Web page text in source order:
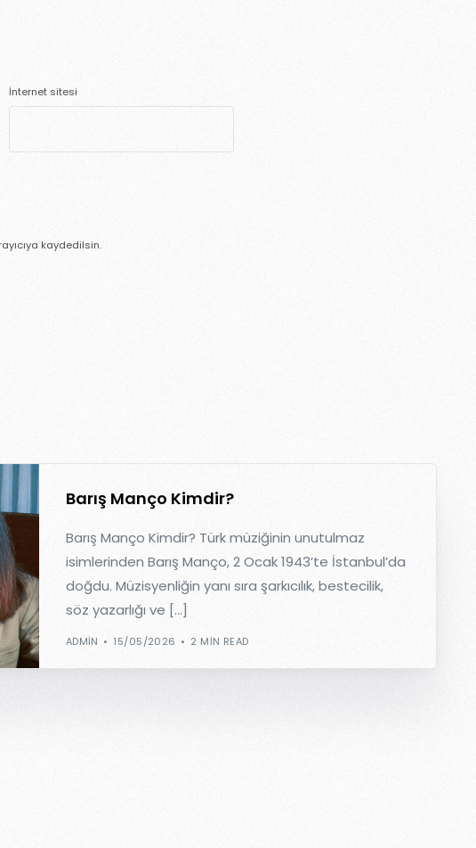
İnternet sitesi
kaydedilsin.
Barış Manço Kimdir?
Barış Manço Kimdir? Türk müziğinin unutulmaz
isimlerinden Barış Manço, 2 Ocak 1943’te İstanbul’da
doğdu. Müzisyenliğin yanı sıra şarkıcılık, bestecilik,
söz yazarlığı ve […]
ADMIN 15/05/2026 2 MIN READ